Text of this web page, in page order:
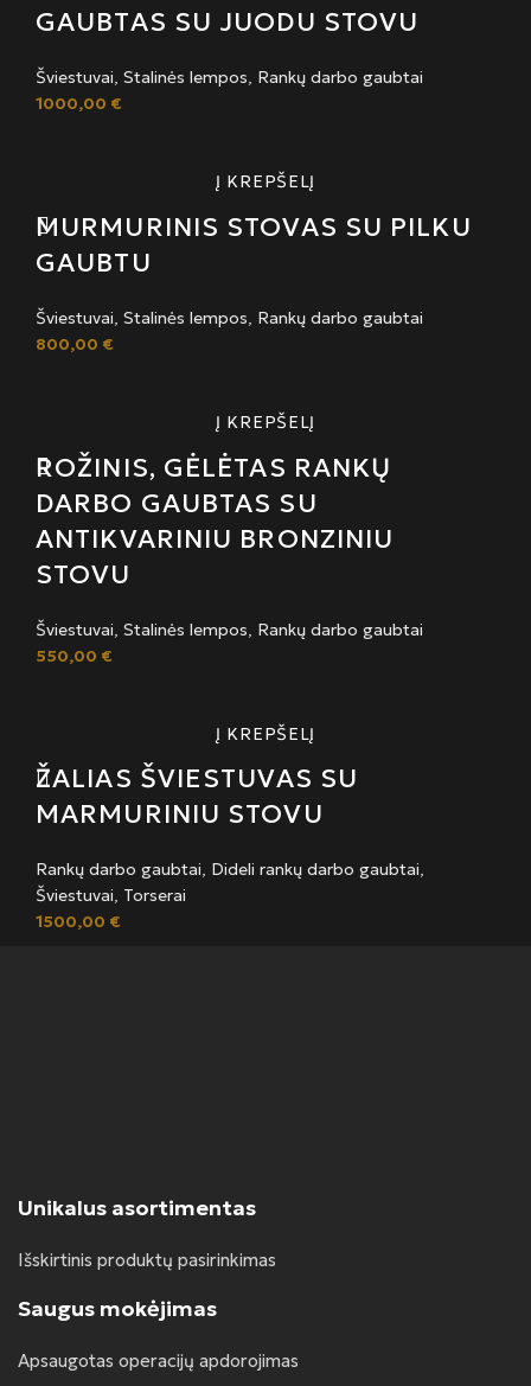
GAUBTAS SU JUODU STOVU
Šviestuvai, Stalinės lempos, Rankų darbo gaubtai
1000,00 €
Į KREPŠELĮ
MURMURINIS STOVAS SU PILKU
GAUBTU
Šviestuvai, Stalinės lempos, Rankų darbo gaubtai
800,00 €
Į KREPŠELĮ
ROŽINIS, GĖLĖTAS RANKŲ
DARBO GAUBTAS SU
ANTIKVARINIU BRONZINIU
STOVU
Šviestuvai, Stalinės lempos, Rankų darbo gaubtai
550,00 €
Į KREPŠELĮ
ŽALIAS ŠVIESTUVAS SU
MARMURINIU STOVU
Rankų darbo gaubtai, Dideli rankų darbo gaubtai,
Šviestuvai, Torserai
1500,00 €
Unikalus asortimentas
Išskirtinis produktų pasirinkimas
Saugus mokėjimas
Apsaugotas operacijų apdorojimas